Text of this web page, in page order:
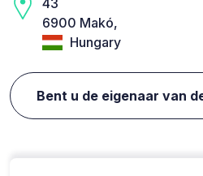
43
6900 Makó,
Hungary
Bent u de eigenaar van